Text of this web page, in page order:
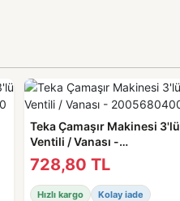
Teka Çamaşır Makinesi 3'lü
Ventili / Vanası -
2005680400
728,80 TL
Hızlı kargo Kolay iade